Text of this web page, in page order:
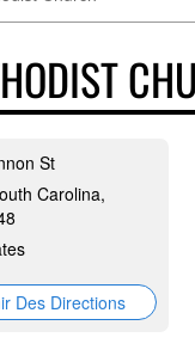
St
Carolina,
Des Directions